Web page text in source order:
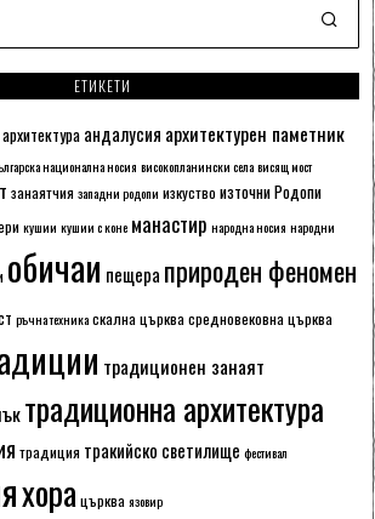
ЕТИКЕТИ
андалусия архитектурен паметник
национална носия високопланински села висящ мост
занаятчия западни родопи изкуство източни Родопи
кушии кушии с коне манастир народна носия народни
обичаи пещера природен феномен
ръчна техника скална църквасредновековна църква
традиционен занаят
традиционна архитектура
традиция тракийско светилище фестивал
хора църква язовир